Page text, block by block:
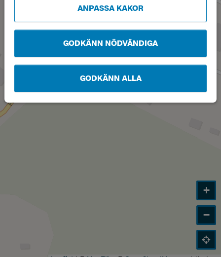
ANPASSA KAKOR
GODKÄNN NÖDVÄNDIGA
GODKÄNN ALLA
+
−